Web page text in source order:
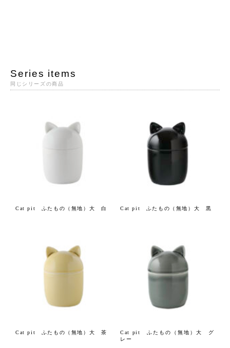
Series items
同じシリーズの商品
Cat pit ふたもの（無地）大 白 Cat pit ふたもの（無地）大 黒
Cat pit ふたもの（無地）大 茶
Cat pit ふたもの（無地）大 グ
レー